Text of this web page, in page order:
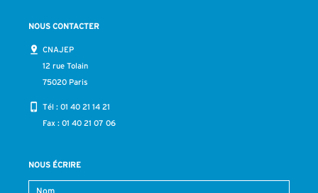
NOUS CONTACTER
CNAJEP
12 rue Tolain
75020 Paris
Tél : 01 40 21 14 21
Fax : 01 40 21 07 06
NOUS ÉCRIRE